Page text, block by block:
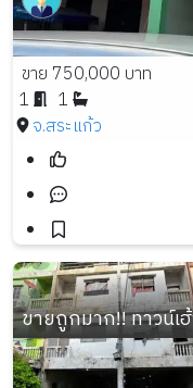
ขาย 750,000 บาท
1
1
จ.สระแก้ว
ขายถูกมาก!! ทาวน์เ